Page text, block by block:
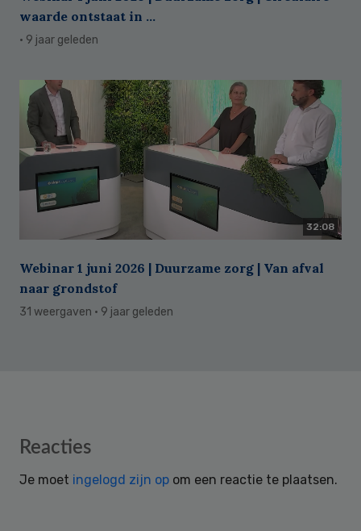
waarde ontstaat in ...
· 9 jaar geleden
32:08
Webinar 1 juni 2026 | Duurzame zorg | Van afval
naar grondstof
31 weergaven · 9 jaar geleden
Reader
Reacties
Je moet ingelogd zijn op om een reactie te plaatsen.